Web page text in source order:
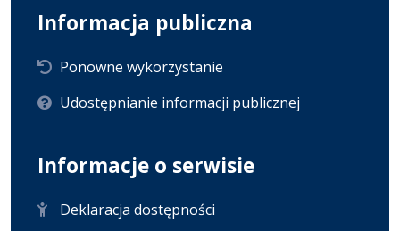
Informacja publiczna
Ponowne wykorzystanie
Udostępnianie informacji publicznej
Informacje o serwisie
Deklaracja dostępności